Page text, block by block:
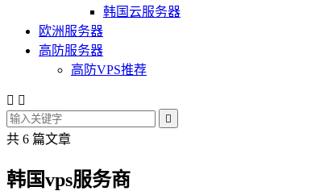
韩国云服务器
欧洲服务器
高防服务器
高防VPS推荐
 

共 6 篇文章
韩国vps服务商